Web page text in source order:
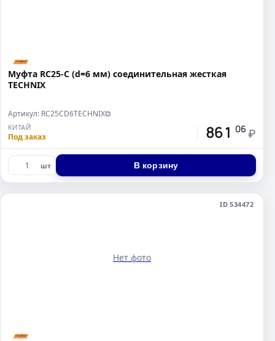
Муфта RC25-C (d=6 мм) соединительная жесткая
TECHNIX
Артикул: RC25CD6TECHNIX⧉
КИТАЙ
Под заказ 861 06 ₽
шт В корзину
ID 534472
Нет фото